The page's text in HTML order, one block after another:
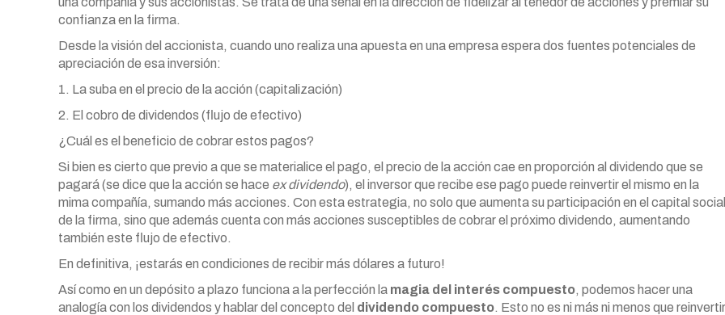
confianza en la firma.
Desde la visión del accionista, cuando uno realiza una apuesta en una empresa espera dos fuentes potenciales de
apreciación de esa inversión:
1. La suba en el precio de la acción (capitalización)
2. El cobro de dividendos (flujo de efectivo)
¿Cuál es el beneficio de cobrar estos pagos?
Si bien es cierto que previo a que se materialice el pago, el precio de la acción cae en proporción al dividendo que se
pagará (se dice que la acción se hace ex dividendo), el inversor que recibe ese pago puede reinvertir el mismo en la
mima compañía, sumando más acciones. Con esta estrategia, no solo que aumenta su participación en el capital social
de la firma, sino que además cuenta con más acciones susceptibles de cobrar el próximo dividendo, aumentando
también este flujo de efectivo.
En definitiva, ¡estarás en condiciones de recibir más dólares a futuro!
Así como en un depósito a plazo funciona a la perfección la magia del interés compuesto, podemos hacer una
analogía con los dividendos y hablar del concepto del dividendo compuesto. Esto no es ni más ni menos que reinvertir